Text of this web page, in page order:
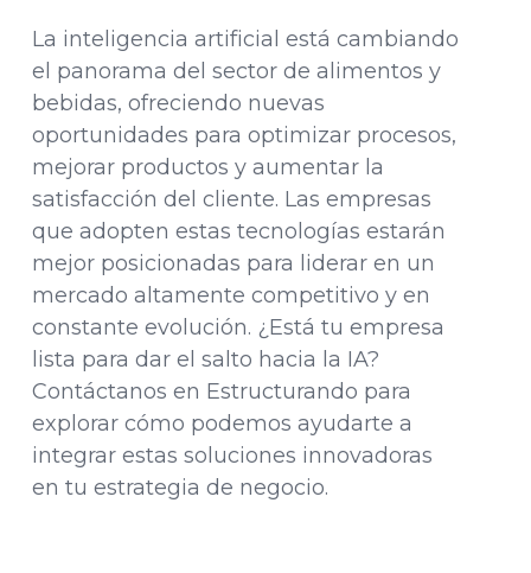
La inteligencia artificial está cambiando
el panorama del sector de alimentos y
bebidas, ofreciendo nuevas
oportunidades para optimizar procesos,
mejorar productos y aumentar la
satisfacción del cliente. Las empresas
que adopten estas tecnologías estarán
mejor posicionadas para liderar en un
mercado altamente competitivo y en
constante evolución. ¿Está tu empresa
lista para dar el salto hacia la IA?
Contáctanos en Estructurando para
explorar cómo podemos ayudarte a
integrar estas soluciones innovadoras
en tu estrategia de negocio.